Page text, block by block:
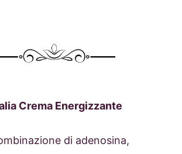
Crema Energizzante
di adenosina,